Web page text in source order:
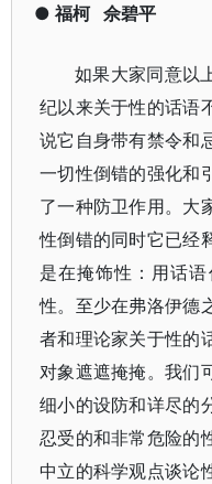
● 福柯 佘碧平
如果大家同意以
纪以来关于性的话语
说它自身带有禁令和
一切性倒错的强化和
了一种防卫作用。大
性倒错的同时它已经
是在掩饰性：用话
性。至少在弗洛伊
者和理论家关于性
对象遮遮掩掩。我们
细小的设防和详尽的
忍受的和非常危险的
中立的科学观点谈论